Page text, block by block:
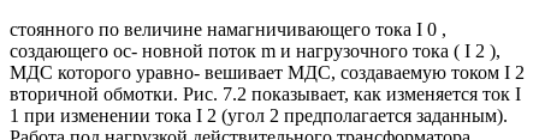
стоянного по величине намагничивающего тока I 0 ,
создающего ос- новной поток m и нагрузочного тока ( I 2 ),
МДС которого уравно- вешивает МДС, создаваемую током I 2
вторичной обмотки. Рис. 7.2 показывает, как изменяется ток I
1 при изменении тока I 2 (угол 2 предполагается заданным).